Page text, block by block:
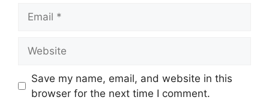
Save my name, email, and website in this
browser for the next time I comment.